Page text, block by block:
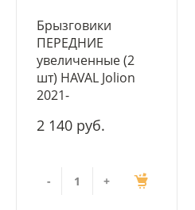
Брызговики
ПЕРЕДНИЕ
увеличенные (2
шт) HAVAL Jolion
2021-
2 140 руб.
- +